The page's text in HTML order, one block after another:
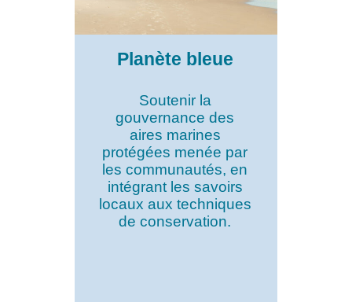
Planète bleue
Soutenir la
gouvernance des
aires marines
protégées menée par
les communautés, en
intégrant les savoirs
locaux aux techniques
de conservation.